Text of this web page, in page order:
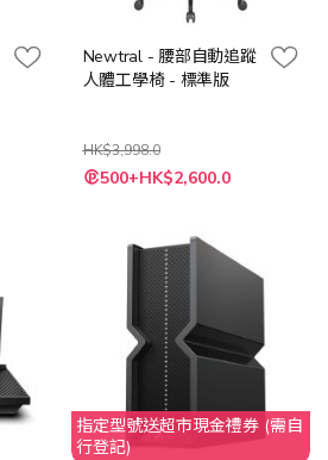
Newtral - 腰部自動追蹤
人體工學椅 - 標準版
HK$3,998.0
特
殊 500+HK$2,600.0
指定型號送超市現金禮券 (需自
行登記)